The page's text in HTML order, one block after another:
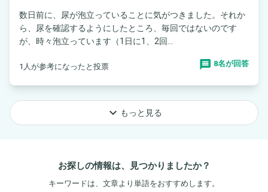
数日前に、尿が泡立っていることに気がつきました。それか
ら、尿を確認するようにしたところ、毎回ではないのです
が、時々泡立っています（1日に1、2回...
1人が参考になったと投票 8名が回答
keyboard_arrow_down もっと見る
お探しの情報は、見つかりましたか？
キーワードは、文章より単語をおすすめします。